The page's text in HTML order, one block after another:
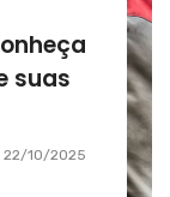
suas
22/10/2025